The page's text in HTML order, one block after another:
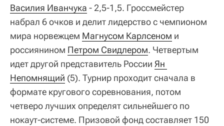
Василия Иванчука - 2,5-1,5. Гроссмейстер
набрал 6 очков и делит лидерство с чемпионом
мира норвежцем Магнусом Карлсеном и
россиянином Петром Свидлером. Четвертым
идет другой представитель России Ян
Непомнящий (5). Турнир проходит сначала в
формате кругового соревнования, потом
четверо лучших определят сильнейшего по
нокаут-системе. Призовой фонд составляет 150